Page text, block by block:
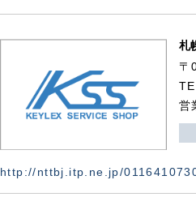
札
〒
営
http://nttbj.itp.ne.jp/